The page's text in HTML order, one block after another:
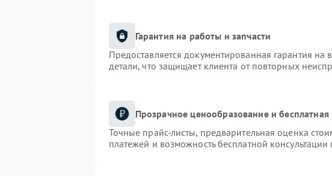
Гарантия на работы и запчасти
Предоставляется документированная гарантия
детали, что защищает клиента от повторных
Прозрачное ценообразование и бесплатная
Точные прайс-листы, предварительная оценка
платежей и возможность бесплатной